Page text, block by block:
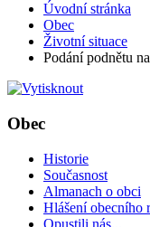
Úvodní stránka
Obec
Životní situace
Podání podnětu
Obec
Historie
Současnost
Almanach o obci
Hlášení obecního
Opustili nás...